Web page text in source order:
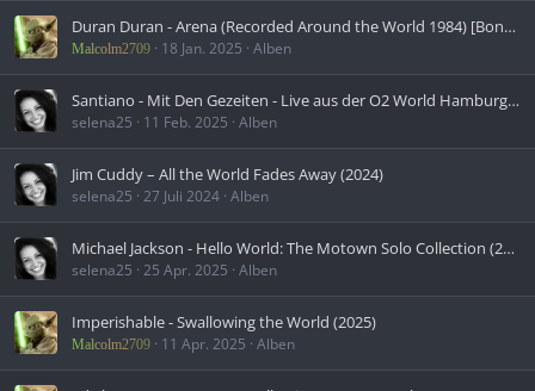
Duran Duran - Arena (Recorded Around the World 1984) [Bonus Track Version] (1984)
Malcolm2709 18 Jan. 2025 Alben
Santiano - Mit Den Gezeiten - Live aus der O2 World Hamburg (2014)
selena25 11 Feb. 2025 Alben
Jim Cuddy – All the World Fades Away (2024)
selena25 27 Juli 2024 Alben
Michael Jackson - Hello World: The Motown Solo Collection (2009)
selena25 25 Apr. 2025 Alben
Imperishable - Swallowing the World (2025)
Malcolm2709 11 Apr. 2025 Alben